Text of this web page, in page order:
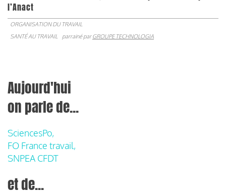
l’Anact
ORGANISATION DU TRAVAIL
SANTÉ AU TRAVAIL
parrainé parGROUPE TECHNOLOGIA
Aujourd'hui
on parle de...
SciencesPo,
FO France travail,
SNPEA CFDT
et de...